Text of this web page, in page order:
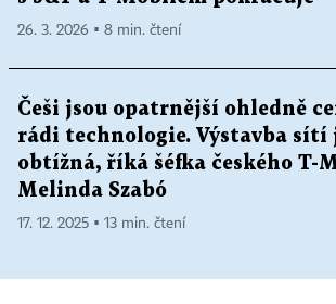
26. 3. 2026 ▪ 8 min. čtení
Češi jsou opatrnější ohledně
rádi technologie. Výstavba sítí
obtížná, říká šéfka českého T-
Melinda Szabó
17. 12. 2025 ▪ 13 min. čtení